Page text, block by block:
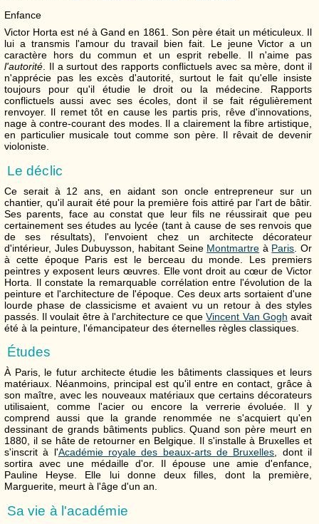
Enfance
Victor Horta est né à Gand en 1861. Son père était un méticuleux. Il
lui a transmis l'amour du travail bien fait. Le jeune Victor a un
caractère hors du commun et un esprit rebelle. Il n'aime pas
l'autorité. Il a surtout des rapports conflictuels avec sa mère, dont il
n'apprécie pas les excès d'autorité, surtout le fait qu'elle insiste
toujours pour qu'il étudie le droit ou la médecine. Rapports
conflictuels aussi avec ses écoles, dont il se fait régulièrement
renvoyer. Il remet tôt en cause les partis pris, rêve d'innovations,
nage à contre-courant des modes. Il a clairement la fibre artistique,
en particulier musicale tout comme son père. Il rêvait de devenir
violoniste.
Le déclic
Ce serait à 12 ans, en aidant son oncle entrepreneur sur un
chantier, qu'il aurait été pour la première fois attiré par l'art de bâtir.
Ses parents, face au constat que leur fils ne réussirait que peu
certainement ses études au lycée (tant à cause de ses renvois que
de ses résultats), l'envoient chez un architecte décorateur
d'intérieur, Jules Dubuysson, habitant Seine Montmartre à Paris . Or
à cette époque Paris est le berceau du monde. Les premiers
peintres y exposent leurs œuvres. Elle vont droit au cœur de Victor
Horta. Il constate la remarquable corrélation entre l'évolution de la
peinture et l'architecture de l'époque. Ces deux arts sortaient d'une
lourde phase de classicisme et avaient vu un retour à des styles
passés. Il voulait être à l'architecture ce queVincent Van Gogh avait
été à la peinture, l'émancipateur des éternelles règles classiques.
Études
À Paris, le futur architecte étudie les bâtiments classiques et leurs
matériaux. Néanmoins, principal est qu'il entre en contact, grâce à
son maître, avec les nouveaux matériaux que certains décorateurs
utilisaient, comme l'acier ou encore la verrerie évoluée. Il y
comprend aussi que la grande renommée ne s'acquiert qu'en
dessinant de grands bâtiments publics. Quand son père meurt en
1880, il se hâte de retourner en Belgique. Il s'installe à Bruxelles et
s'inscrit à l'Académie royale des beaux-arts de Bruxelles, dont il
sortira avec une médaille d'or. Il épouse une amie d'enfance,
Pauline Heyse. Elle lui donne deux filles, dont la première,
Marguerite, meurt à l'âge d'un an.
Sa vie à l'académie